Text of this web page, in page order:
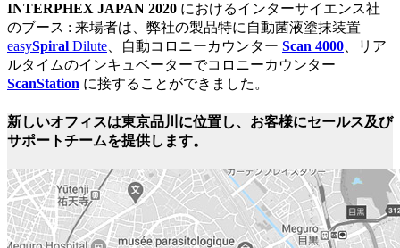
INTERPHEX JAPAN 2020 におけるインターサイエンス社
のブース : 来場者は、弊社の製品特に自動菌液塗抹装置
easySpiral Dilute、自動コロニーカウンター Scan 4000、リア
ルタイムのインキュベーターでコロニーカウンター
ScanStation に接することができました。
新しいオフィスは東京品川に位置し、お客様にセールス及び
サポートチームを提供します。